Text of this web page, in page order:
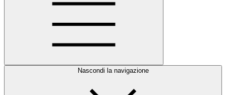
Nascondi la navigazione